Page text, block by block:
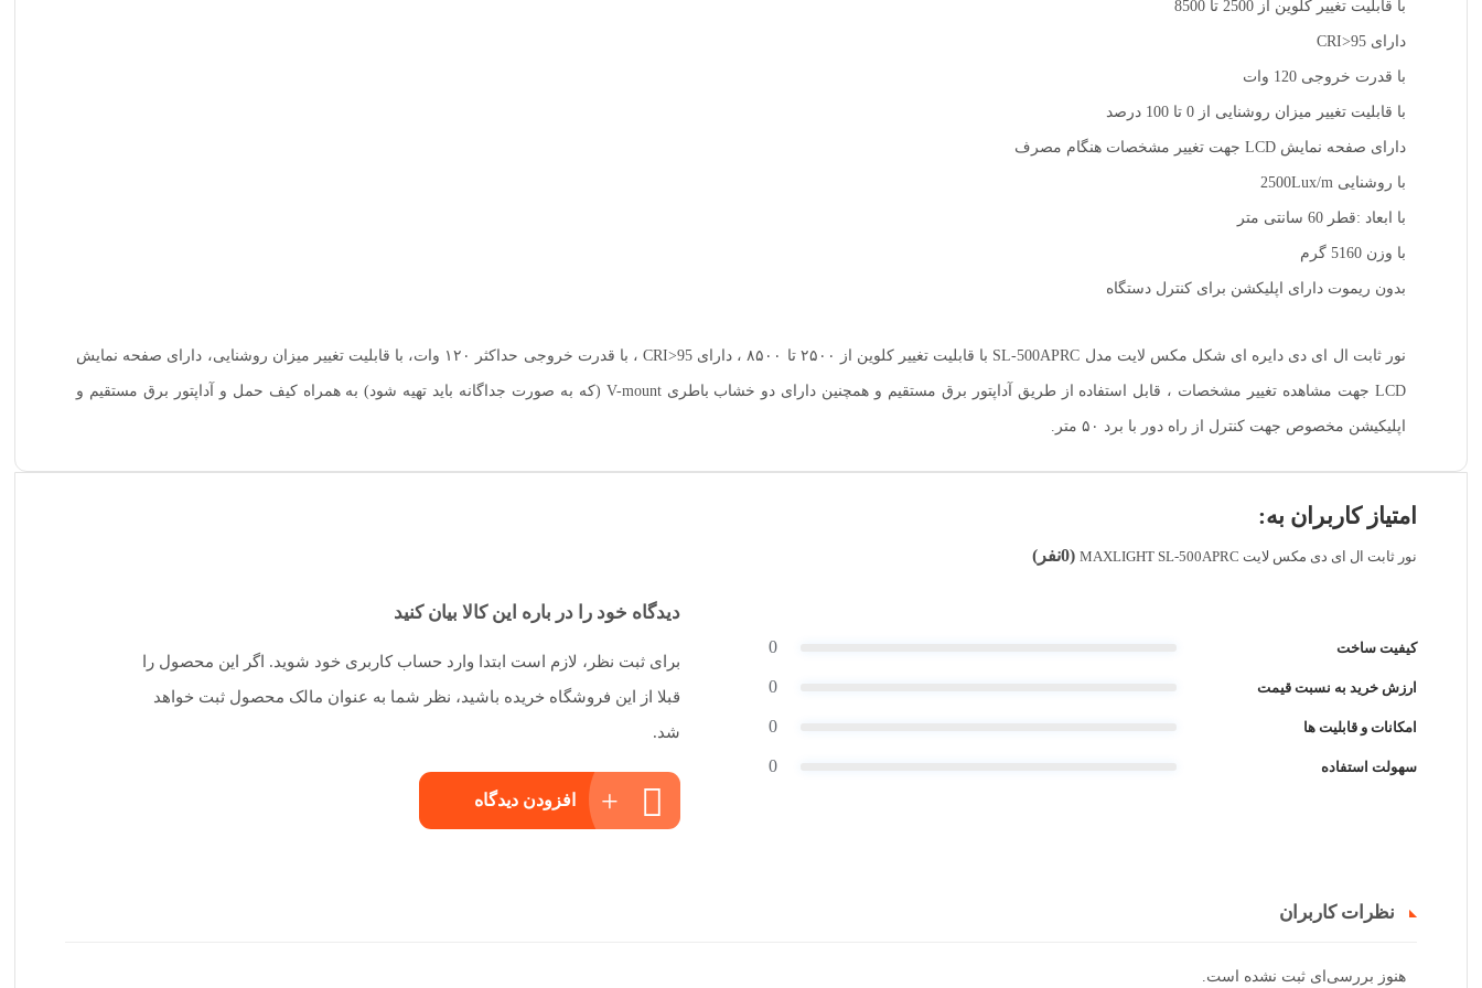
با قابلیت تغییر کلوین از 2500 تا 8500
دارای CRI>95
با قدرت خروجی 120 وات
با قابلیت تغییر میزان روشنایی از 0 تا 100 درصد
دارای صفحه نمایش LCD جهت تغییر مشخصات هنگام مصرف
با روشنایی 2500Lux/m
با ابعاد :قطر 60 سانتی متر
با وزن 5160 گرم
بدون ریموت دارای اپلیکشن برای کنترل دستگاه
نور ثابت ال ای دی دایره ای شکل مکس لایت مدل SL-500APRC با قابلیت تغییر کلوین از ۲۵۰۰ تا ۸۵۰۰ ، دارای CRI>95 ، با قدرت خروجی حداکثر ۱۲۰ وات، با قابلیت تغییر میزان روشنایی، دارای صفحه نمایش
LCD جهت مشاهده تغییر مشخصات ، قابل استفاده از طریق آداپتور برق مستقیم و همچنین دارای دو خشاب باطری V-mount (که به صورت جداگانه باید تهیه شود) به همراه کیف حمل و آداپتور برق مستقیم و
اپلیکیشن مخصوص جهت کنترل از راه دور با برد ۵۰ متر.
امتیاز کاربران به:
نور ثابت ال ای دی مکس لایت MAXLIGHT SL-500APRC (0نفر)
کیفیت ساخت 0
ارزش خرید به نسبت قیمت 0
امکانات و قابلیت ها 0
سهولت استفاده 0
دیدگاه خود را در باره این کالا بیان کنید
برای ثبت نظر، لازم است ابتدا وارد حساب کاربری خود شوید. اگر این محصول را
قبلا از این فروشگاه خریده باشید، نظر شما به عنوان مالک محصول ثبت خواهد
شد.
افزودن دیدگاه
نظرات کاربران
هنوز بررسی‌ای ثبت نشده است.